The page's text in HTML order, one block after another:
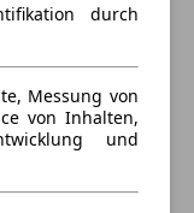
durch
Messung von
von Inhalten,
und